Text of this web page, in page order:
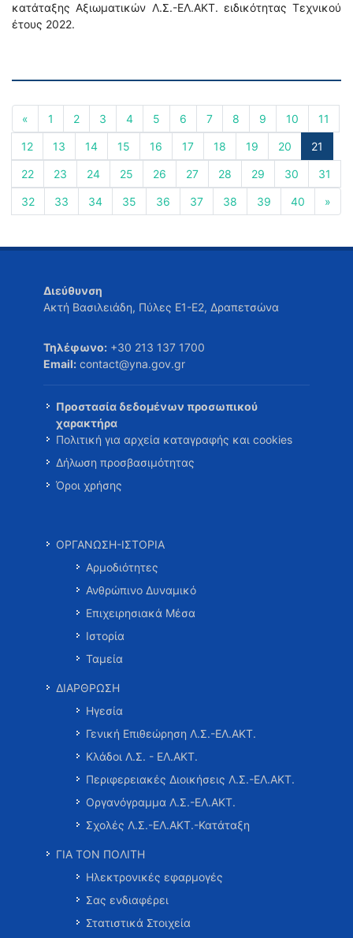
κατάταξης Αξιωματικών Λ.Σ.-ΕΛ.ΑΚΤ. ειδικότητας Τεχνικού
έτους 2022.
« 1 2 3 4 5 6 7 8 9 10 11
12 13 14 15 16 17 18 19 20 21
22 23 24 25 26 27 28 29 30 31
32 33 34 35 36 37 38 39 40 »
Διεύθυνση
Ακτή Βασιλειάδη, Πύλες Ε1-Ε2, Δραπετσώνα
Τηλέφωνο: +30 213 137 1700
Email: contact@yna.gov.gr
Προστασία δεδομένων προσωπικού
χαρακτήρα
Πολιτική για αρχεία καταγραφής και cookies
Δήλωση προσβασιμότητας
Όροι χρήσης
ΟΡΓΑΝΩΣΗ-ΙΣΤΟΡΙΑ
Αρμοδιότητες
Ανθρώπινο Δυναμικό
Επιχειρησιακά Μέσα
Ιστορία
Ταμεία
ΔΙΑΡΘΡΩΣΗ
Ηγεσία
Γενική Επιθεώρηση Λ.Σ.-ΕΛ.ΑΚΤ.
Κλάδοι Λ.Σ. - ΕΛ.ΑΚΤ.
Περιφερειακές Διοικήσεις Λ.Σ.-ΕΛ.ΑΚΤ.
Οργανόγραμμα Λ.Σ.-ΕΛ.ΑΚΤ.
Σχολές Λ.Σ.-ΕΛ.ΑΚΤ.-Κατάταξη
ΓΙΑ ΤΟΝ ΠΟΛΙΤΗ
Ηλεκτρονικές εφαρμογές
Σας ενδιαφέρει
Στατιστικά Στοιχεία